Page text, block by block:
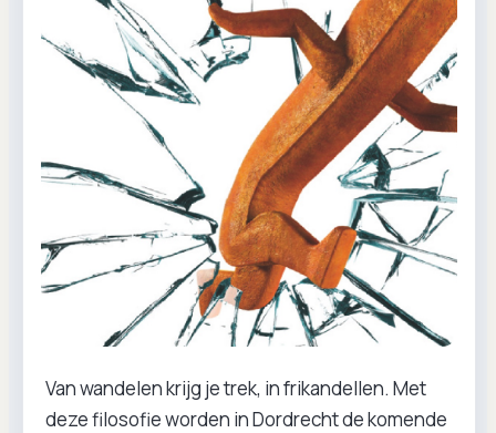
Van wandelen krijg je trek, in frikandellen. Met
deze filosofie worden in Dordrecht de komende